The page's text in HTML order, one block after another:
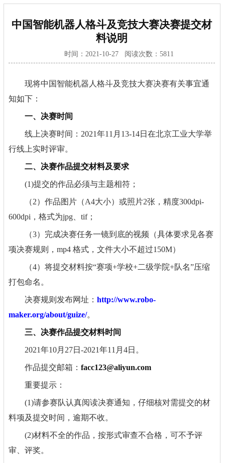
中国智能机器人格斗及竞技大赛决赛提交材
料说明
时间：2021-10-27 阅读次数： 5811
现将中国智能机器人格斗及竞技大赛决赛有关事宜通
知如下：
一、决赛时间
线上决赛时间：2021年11月13-14日在北京工业大学举
行线上实时评审。
二、决赛作品提交材料及要求
(1)提交的作品必须与主题相符；
（2）作品图片（A4大小）或照片2张，精度300dpi-
600dpi，格式为jpg、tif；
（3）完成决赛任务一镜到底的视频（具体要求见各赛
项决赛规则，mp4 格式，文件大小不超过150M）
（4）将提交材料按“赛项+学校+二级学院+队名”压缩
打包命名。
决赛规则发布网址：http://www.robo-
maker.org/about/guize/。
三、决赛作品提交材料时间
2021年10月27日-2021年11月4日。
作品提交邮箱：facc123@aliyun.com
重要提示：
(1)请参赛队认真阅读决赛通知，仔细核对需提交的材
料项及提交时间，逾期不收。
(2)材料不全的作品，按形式审查不合格，可不予评
审、评奖。